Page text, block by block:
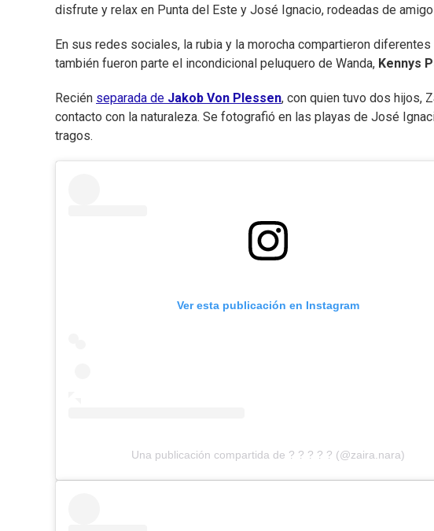
disfrute y relax en Punta del Este y José Ignacio, rodeadas de
En sus redes sociales, la rubia y la morocha compartieron
también fueron parte el incondicional peluquero de Wanda, Kennys
Recién separada de Jakob Von Plessen, con quien tuvo dos hijos,
contacto con la naturaleza. Se fotografió en las playas de José
tragos.
Ver esta publicación en Instagram
Una publicación compartida de ? ? ? ? ? (@zaira.nara)